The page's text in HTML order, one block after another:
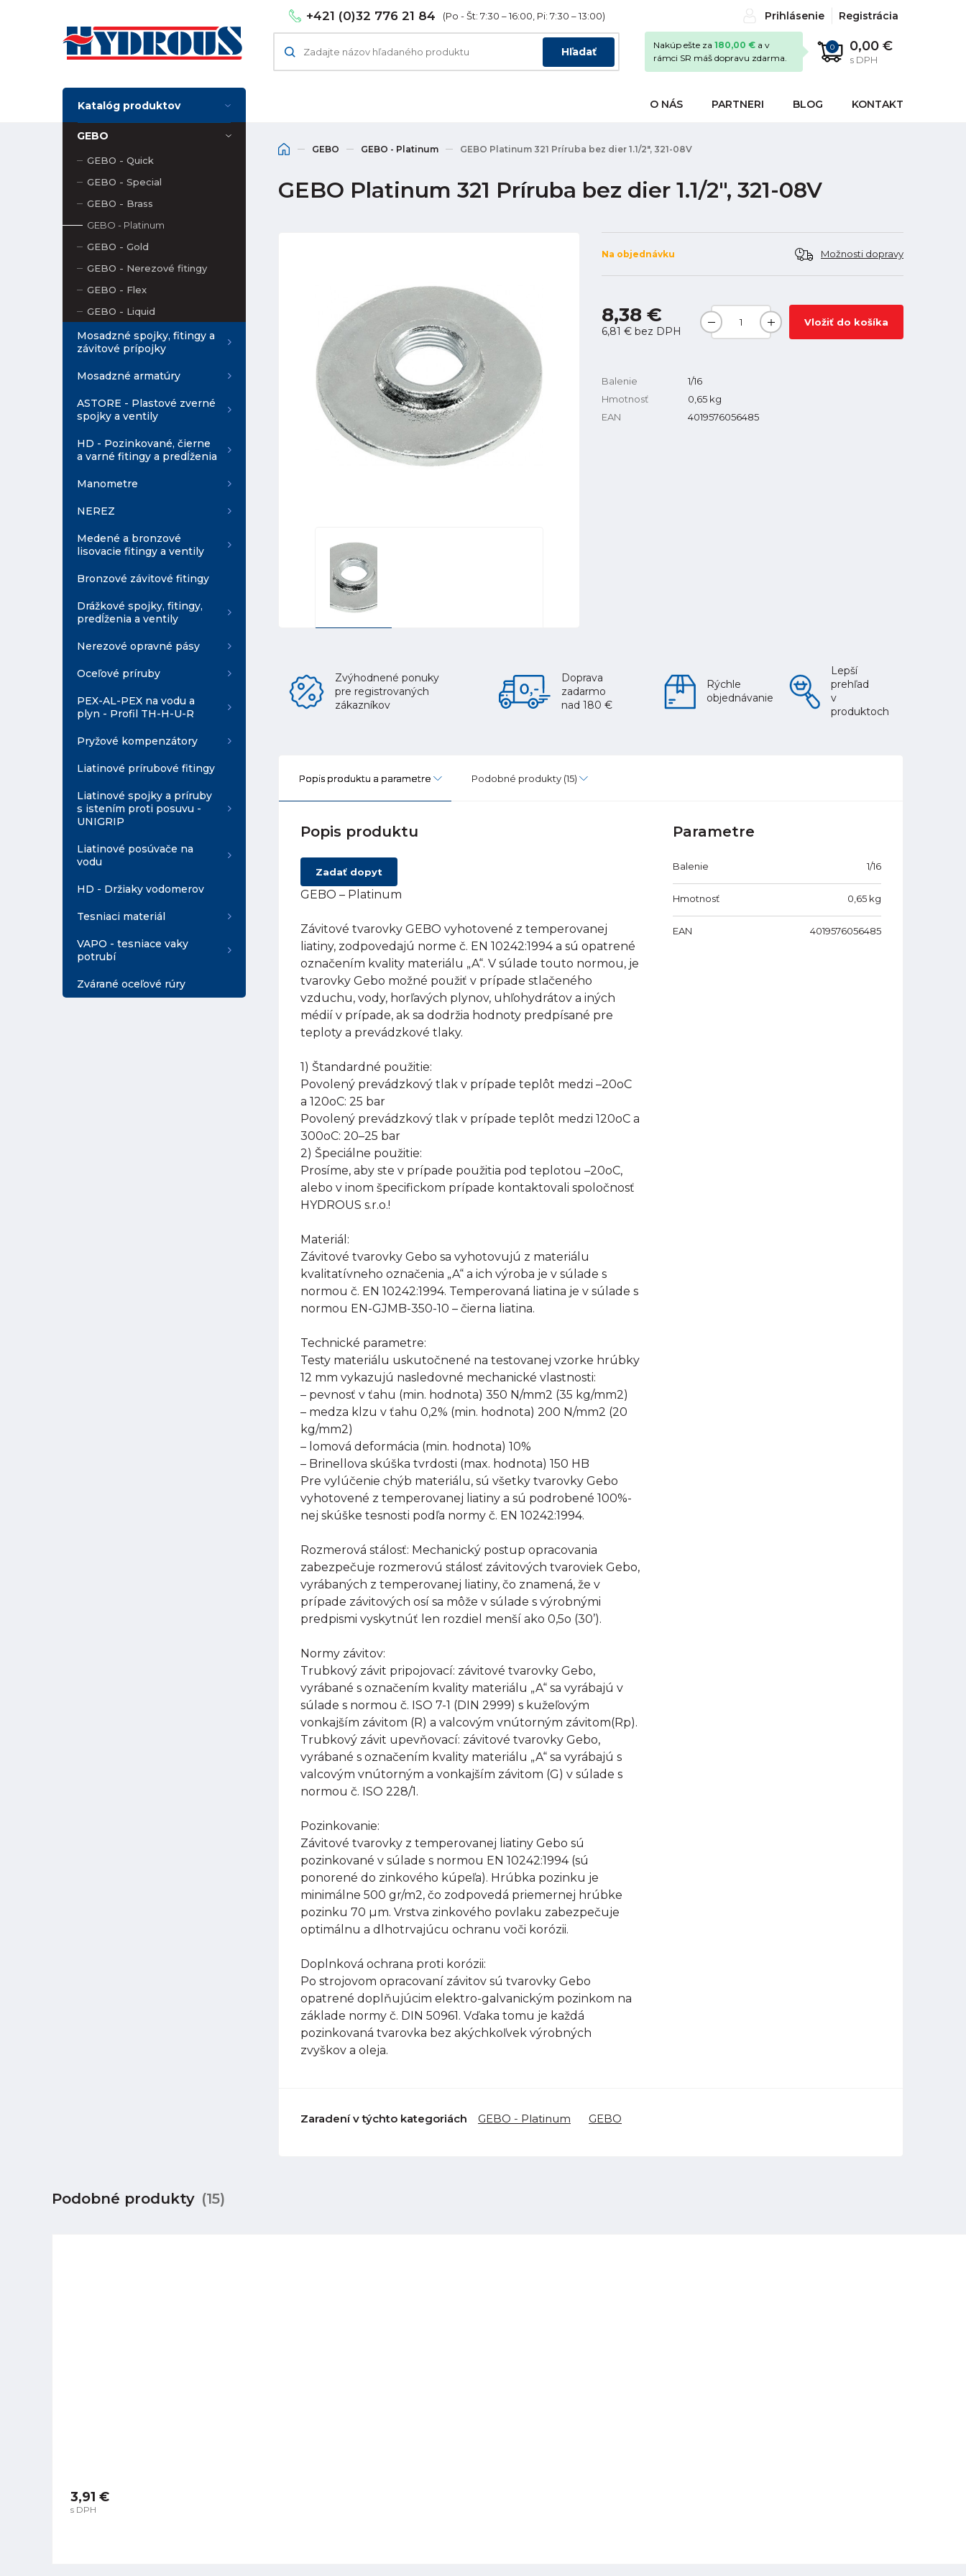
+421 (0)32 776 21 84 (Po - Št: 7:30 – 16:00, Pi: 7:30 – 13:00) Prihlásenie Registrácia
Hľadať 0 0,00 €
s DPH
Nakúp ešte za 180,00 € a v
rámci SR máš dopravu zdarma.
O NÁS PARTNERI BLOG KONTAKT
Katalóg produktov
GEBO
GEBO - Quick
GEBO - Special
GEBO - Brass
GEBO - Platinum
GEBO - Gold
GEBO - Nerezové fitingy
GEBO - Flex
GEBO - Liquid
Mosadzné spojky, fitingy a
závitové prípojky
Mosadzné armatúry
ASTORE - Plastové zverné
spojky a ventily
HD - Pozinkované, čierne
a varné fitingy a predĺženia
Manometre
NEREZ
Medené a bronzové
lisovacie fitingy a ventily
Bronzové závitové fitingy
Drážkové spojky, fitingy,
predĺženia a ventily
Nerezové opravné pásy
Oceľové príruby
PEX-AL-PEX na vodu a
plyn - Profil TH-H-U-R
Pryžové kompenzátory
Liatinové prírubové fitingy
Liatinové spojky a príruby
s istením proti posuvu -
UNIGRIP
Liatinové posúvače na
vodu
HD - Držiaky vodomerov
Tesniaci materiál
VAPO - tesniace vaky
potrubí
Zvárané oceľové rúry
GEBO GEBO - Platinum GEBO Platinum 321 Príruba bez dier 1.1/2", 321-08V
GEBO Platinum 321 Príruba bez dier 1.1/2", 321-08V
Na objednávku Možnosti dopravy
8,38 €
6,81 € bez DPH
Vložiť do košíka
Balenie
1/16
Hmotnosť
0,65 kg
EAN
4019576056485
Zvýhodnené ponuky
pre registrovaných
zákazníkov
Doprava
zadarmo
nad 180 €
Rýchle
objednávanie
Lepší
prehľad
v
produktoch
Popis produktu a parametre Podobné produkty (15)
Popis produktu
Zadať dopyt
GEBO – Platinum
Závitové tvarovky GEBO vyhotovené z temperovanej
liatiny, zodpovedajú norme č. EN 10242:1994 a sú opatrené
označením kvality materiálu „A“. V súlade touto normou, je
tvarovky Gebo možné použiť v prípade stlačeného
vzduchu, vody, horľavých plynov, uhľohydrátov a iných
médií v prípade, ak sa dodržia hodnoty predpísané pre
teploty a prevádzkové tlaky.
1) Štandardné použitie:
Povolený prevádzkový tlak v prípade teplôt medzi –20oC
a 120oC: 25 bar
Povolený prevádzkový tlak v prípade teplôt medzi 120oC a
300oC: 20–25 bar
2) Špeciálne použitie:
Prosíme, aby ste v prípade použitia pod teplotou –20oC,
alebo v inom špecifickom prípade kontaktovali spoločnosť
HYDROUS s.r.o.!
Materiál:
Závitové tvarovky Gebo sa vyhotovujú z materiálu
kvalitatívneho označenia „A“ a ich výroba je v súlade s
normou č. EN 10242:1994. Temperovaná liatina je v súlade s
normou EN-GJMB-350-10 – čierna liatina.
Technické parametre:
Testy materiálu uskutočnené na testovanej vzorke hrúbky
12 mm vykazujú nasledovné mechanické vlastnosti:
– pevnosť v ťahu (min. hodnota) 350 N/mm2 (35 kg/mm2)
– medza klzu v ťahu 0,2% (min. hodnota) 200 N/mm2 (20
kg/mm2)
– lomová deformácia (min. hodnota) 10%
– Brinellova skúška tvrdosti (max. hodnota) 150 HB
Pre vylúčenie chýb materiálu, sú všetky tvarovky Gebo
vyhotovené z temperovanej liatiny a sú podrobené 100%-
nej skúške tesnosti podľa normy č. EN 10242:1994.
Rozmerová stálosť: Mechanický postup opracovania
zabezpečuje rozmerovú stálosť závitových tvaroviek Gebo,
vyrábaných z temperovanej liatiny, čo znamená, že v
prípade závitových osí sa môže v súlade s výrobnými
predpismi vyskytnúť len rozdiel menší ako 0,5o (30’).
Normy závitov:
Trubkový závit pripojovací: závitové tvarovky Gebo,
vyrábané s označením kvality materiálu „A“ sa vyrábajú v
súlade s normou č. ISO 7-1 (DIN 2999) s kužeľovým
vonkajším závitom (R) a valcovým vnútorným závitom(Rp).
Trubkový závit upevňovací: závitové tvarovky Gebo,
vyrábané s označením kvality materiálu „A“ sa vyrábajú s
valcovým vnútorným a vonkajším závitom (G) v súlade s
normou č. ISO 228/1.
Pozinkovanie:
Závitové tvarovky z temperovanej liatiny Gebo sú
pozinkované v súlade s normou EN 10242:1994 (sú
ponorené do zinkového kúpeľa). Hrúbka pozinku je
minimálne 500 gr/m2, čo zodpovedá priemernej hrúbke
pozinku 70 µm. Vrstva zinkového povlaku zabezpečuje
optimálnu a dlhotrvajúcu ochranu voči korózii.
Doplnková ochrana proti korózii:
Po strojovom opracovaní závitov sú tvarovky Gebo
opatrené doplňujúcim elektro-galvanickým pozinkom na
základe normy č. DIN 50961. Vďaka tomu je každá
pozinkovaná tvarovka bez akýchkoľvek výrobných
zvyškov a oleja.
Parametre
Balenie 1/16
Hmotnosť 0,65 kg
EAN 4019576056485
Zaradení v týchto kategoriách GEBO - Platinum GEBO
Podobné produkty (15)
3,91 €
s DPH